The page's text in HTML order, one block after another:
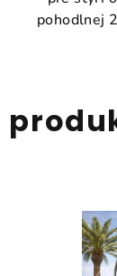
pohodlnej